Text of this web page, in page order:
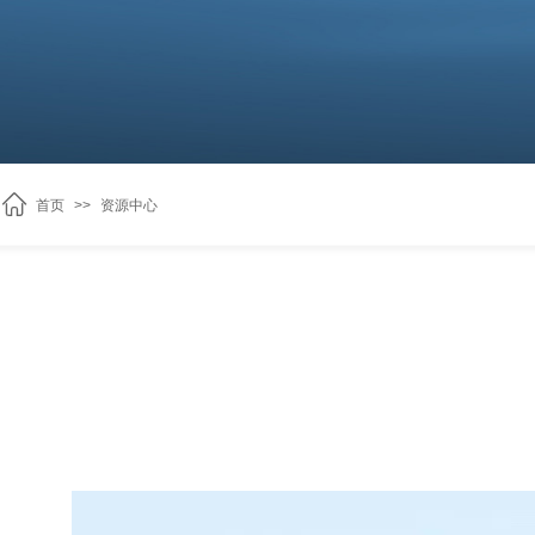
首页 >> 资源中心